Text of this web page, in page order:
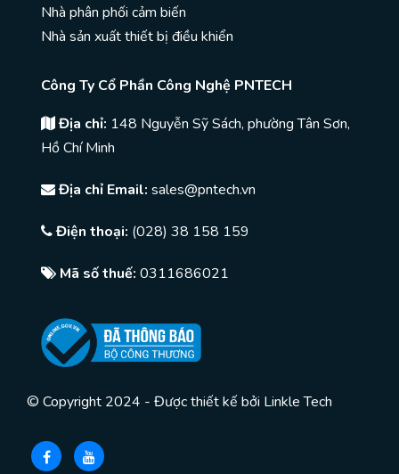
Nhà phân phối cảm biến
Nhà sản xuất thiết bị điều khiển
Công Ty Cổ Phần Công Nghệ PNTECH
Địa chỉ: 148 Nguyễn Sỹ Sách, phường Tân Sơn,
Hồ Chí Minh
Địa chỉ Email: sales@pntech.vn
Điện thoại: (028) 38 158 159
Mã số thuế: 0311686021
© Copyright 2024 - Được thiết kế bởi Linkle Tech